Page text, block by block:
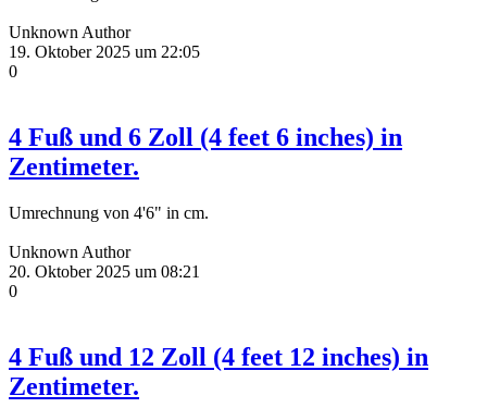
Unknown Author
19. Oktober 2025 um 22:05
0
4 Fuß und 6 Zoll (4 feet 6 inches) in
Zentimeter.
Umrechnung von 4'6" in cm.
Unknown Author
20. Oktober 2025 um 08:21
0
4 Fuß und 12 Zoll (4 feet 12 inches) in
Zentimeter.